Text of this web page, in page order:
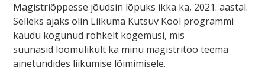
Magistriõppesse jõudsin lõpuks ikka ka, 2021. aastal.
Selleks ajaks olin Liikuma Kutsuv Kool programmi
kaudu kogunud rohkelt kogemusi, mis
suunasid loomulikult ka minu magistritöö teema
ainetundides liikumise lõimimisele.